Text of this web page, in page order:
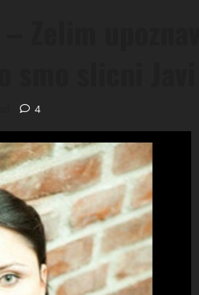
4